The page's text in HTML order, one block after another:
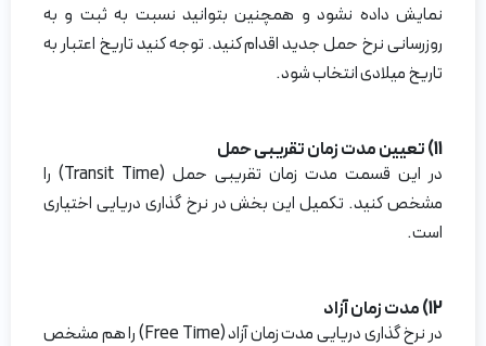
نمایش داده نشود و همچنین بتوانید نسبت به ثبت و به
روزرسانی نرخ حمل جدید اقدام کنید. توجه کنید تاریخ اعتبار به
تاریخ میلادی انتخاب شود.
11) تعیین مدت زمان تقریبی حمل
در این قسمت مدت زمان تقریبی حمل (Transit Time) را
مشخص کنید. تکمیل این بخش در نرخ گذاری دریایی اختیاری
است.
12) مدت زمان آزاد
در نرخ گذاری دریایی مدت زمان آزاد (Free Time) را هم مشخص